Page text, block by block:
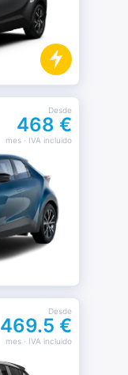
Desde
468 €
mes· IVA incluido
Desde
469.5 €
mes· IVA incluido